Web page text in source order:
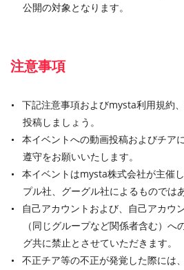
公開の対象となります。
注意事項
下記注意事項およびmysta利用規約
投稿しましょう。
本イベントへの動画投稿およびチア
遵守をお願いいたします。
本イベントはmysta株式会社が主催
プル社、グーグル社によるものでは
自己アカウントおよび、自己アカウ
（同じグループなど関係者含む）
グ共に禁止とさせていただきます。
不正チア等の不正が発覚した際には